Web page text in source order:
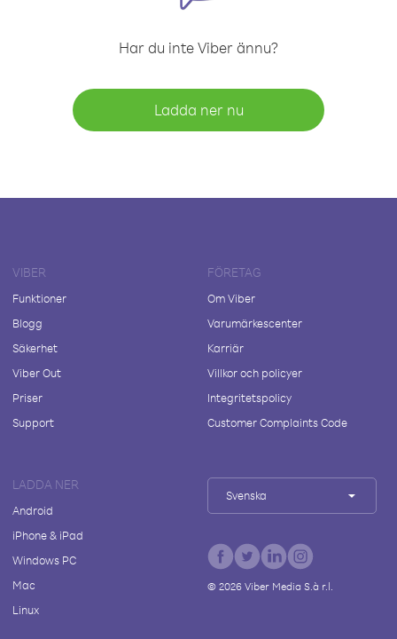
Har du inte Viber ännu?
Ladda ner nu
VIBER
Funktioner
Blogg
Säkerhet
Viber Out
Priser
Support
FÖRETAG
Om Viber
Varumärkescenter
Karriär
Villkor och policyer
Integritetspolicy
Customer Complaints Code
LADDA NER
Android
iPhone & iPad
Windows PC
Mac
Linux
Svenska
© 2026Viber Media S.à r.l.